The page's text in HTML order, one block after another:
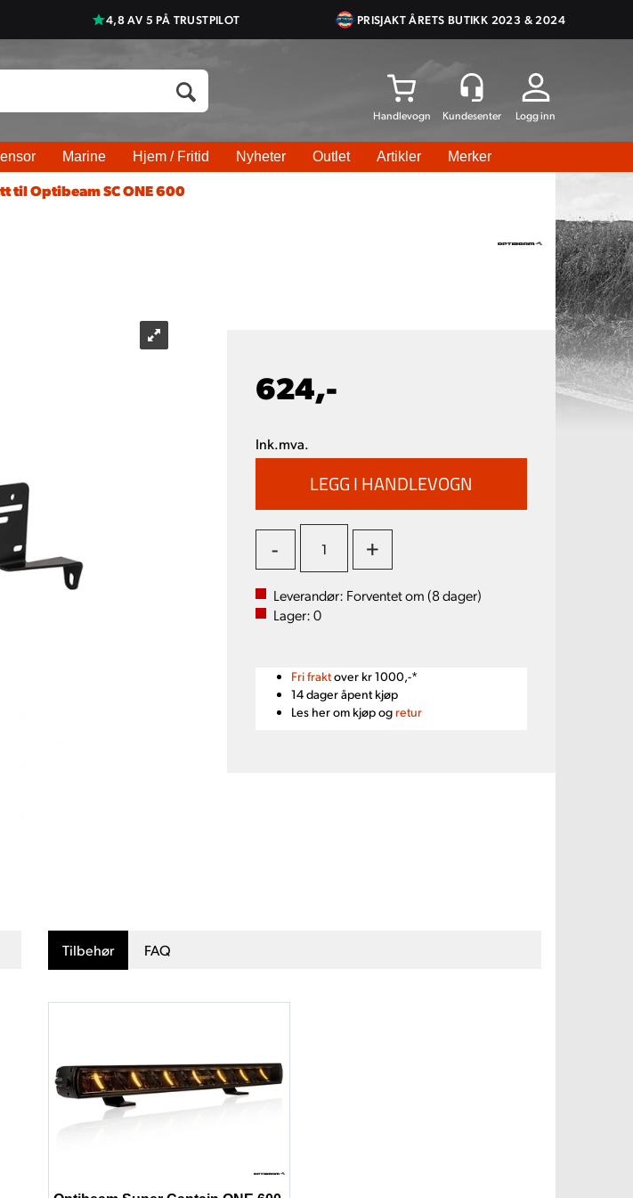
4,8 AV 5 PÅ TRUSTPILOT PRISJAKT ÅRETS BUTIKK 2023 & 2024
Logg inn
Marine Hjem / Fritid Nyheter Outlet Artikler Merker
til Optibeam SC ONE 600
624,-
Ink.mva.
- +
Leverandør: Forventet om (8dager)
Lager:0
Fri fraktover kr 1000,-*
14 dager åpent kjøp
Les her om kjøp og retur
Tilbehør FAQ